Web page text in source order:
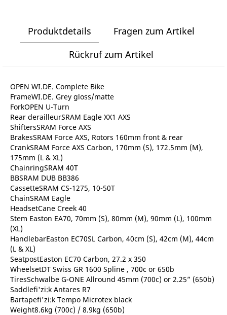
Produktdetails
Fragen zum Artikel
Rückruf zum Artikel
OPEN WI.DE. Complete Bike
FrameWI.DE. Grey gloss/matte
ForkOPEN U-Turn
Rear derailleurSRAM Eagle XX1 AXS
ShiftersSRAM Force AXS
BrakesSRAM Force AXS, Rotors 160mm front & rear
CrankSRAM Force AXS Carbon, 170mm (S), 172.5mm (M),
175mm (L & XL)
ChainringSRAM 40T
BBSRAM DUB BB386
CassetteSRAM CS-1275, 10-50T
ChainSRAM Eagle
HeadsetCane Creek 40
Stem Easton EA70, 70mm (S), 80mm (M), 90mm (L), 100mm
(XL)
HandlebarEaston EC70SL Carbon, 40cm (S), 42cm (M), 44cm
(L & XL)
SeatpostEaston EC70 Carbon, 27.2 x 350
WheelsetDT Swiss GR 1600 Spline , 700c or 650b
TiresSchwalbe G-ONE Allround 45mm (700c) or 2.25” (650b)
Saddlefi'zi:k Antares R7
Bartapefi'zi:k Tempo Microtex black
Weight8.6kg (700c) / 8.9kg (650b)